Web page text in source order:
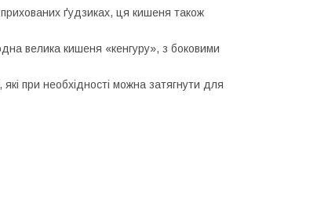
ґудзиках, ця кишеня також
велика кишеня «кенгуру», з боковими
при необхідності можна затягнути для